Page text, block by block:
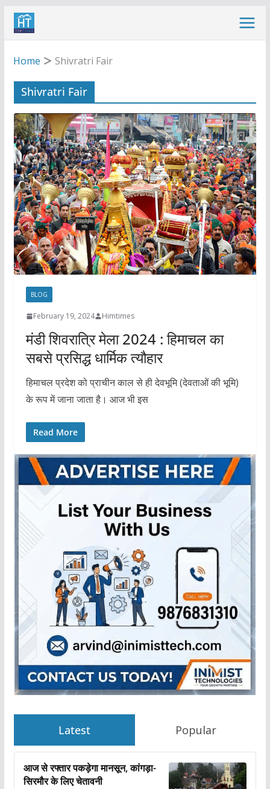
Skip
Home
Shivratri Fair
Shivratri Fair
BLOG
February 19, 2024 Himtimes
मंडी शिवरात्रि मेला 2024 : हिमाचल का
सबसे प्रसिद्ध धार्मिक त्यौहार
हिमाचल प्रदेश को प्राचीन काल से ही देवभूमि (देवताओं की भूमि)
के रूप में जाना जाता है। आज भी इस
Read More
Latest Popular
आज से रफ्तार पकड़ेगा मानसून, कांगड़ा-
सिरमौर के लिए चेतावनी